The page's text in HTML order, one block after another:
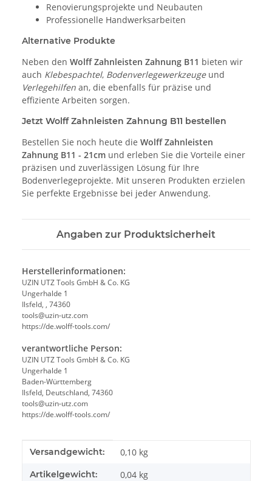
Renovierungsprojekte und Neubauten
Professionelle Handwerksarbeiten
Alternative Produkte
Neben den Wolff Zahnleisten Zahnung B11 bieten wir
auch Klebespachtel, Bodenverlegewerkzeugeund
Verlegehilfen an, die ebenfalls für präzise und
effiziente Arbeiten sorgen.
Jetzt Wolff Zahnleisten Zahnung B11 bestellen
Bestellen Sie noch heute die Wolff Zahnleisten
Zahnung B11 - 21cm und erleben Sie die Vorteile einer
präzisen und zuverlässigen Lösung für Ihre
Bodenverlegeprojekte. Mit unseren Produkten erzielen
Sie perfekte Ergebnisse bei jeder Anwendung.
Angaben zur Produktsicherheit
Herstellerinformationen:
UZIN UTZ Tools GmbH & Co. KG
Ungerhalde 1
Ilsfeld, , 74360
tools@uzin-utz.com
https://de.wolff-tools.com/
verantwortliche Person:
UZIN UTZ Tools GmbH & Co. KG
Ungerhalde 1
Baden-Württemberg
Ilsfeld, Deutschland, 74360
tools@uzin-utz.com
https://de.wolff-tools.com/
Produkteigenschaft
Wert
Versandgewicht: 0,10 kg
Artikelgewicht: 0,04 kg